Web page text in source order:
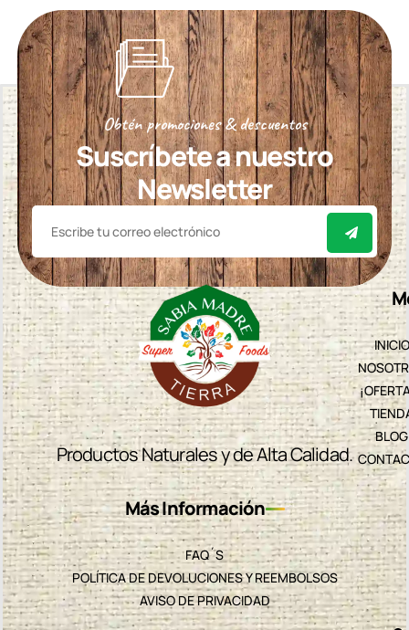
Obtén promociones & descuentos
Suscríbete a nuestro
Newsletter
Productos Naturales y de Alta Calidad.
INICIO
BLOG
Más Información
FAQ´S
POLÍTICA DE DEVOLUCIONES Y REEMBOLSOS
AVISO DE PRIVACIDAD